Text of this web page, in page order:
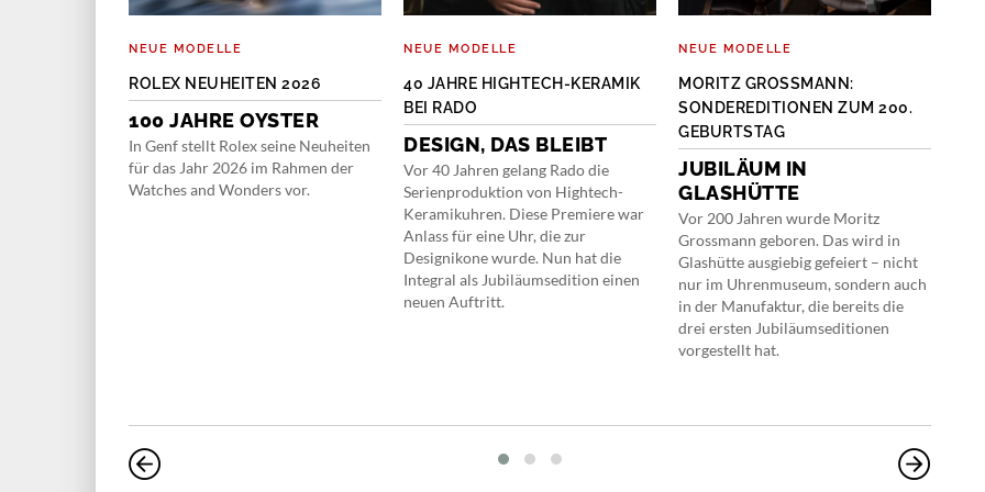
NEUE MODELLE
ROLEX NEUHEITEN 2026
100 JAHRE OYSTER
In Genf stellt Rolex seine Neuheiten
für das Jahr 2026 im Rahmen der
Watches and Wonders vor.
NEUE MODELLE
40 JAHRE HIGHTECH-KERAMIK
BEI RADO
DESIGN, DAS BLEIBT
Vor 40 Jahren gelang Rado die
Serienproduktion von Hightech-
Keramikuhren. Diese Premiere war
Anlass für eine Uhr, die zur
Designikone wurde. Nun hat die
Integral als Jubiläumsedition einen
neuen Auftritt.
NEUE MODELLE
MORITZ GROSSMANN:
SONDEREDITIONEN ZUM 200.
GEBURTSTAG
JUBILÄUM IN
GLASHÜTTE
Vor 200 Jahren wurde Moritz
Grossmann geboren. Das wird in
Glashütte ausgiebig gefeiert – nicht
nur im Uhrenmuseum, sondern auch
in der Manufaktur, die bereits die
drei ersten Jubiläumseditionen
vorgestellt hat.